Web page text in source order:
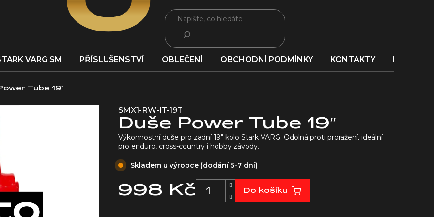
HLEDAT
VARG SM PŘÍSLUŠENSTVÍ OBLEČENÍ OBCHODNÍ PODMÍNKY KONTAKTY
Tube 19″
SMX1-RW-IT-19T
Duše Power Tube 19″
998 Kč
Skladem u výrobce (dodání 5-7 dní)
Do košíku
Výkonnostní duše pro zadní 19″ kolo Stark VARG. Odolná proti proražení, ideální
pro enduro, cross-country i hobby závody.